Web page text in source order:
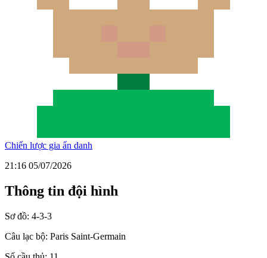
Chiến lược gia ẩn danh
21:16 05/07/2026
Thông tin đội hình
Sơ đồ: 4-3-3
Câu lạc bộ: Paris Saint-Germain